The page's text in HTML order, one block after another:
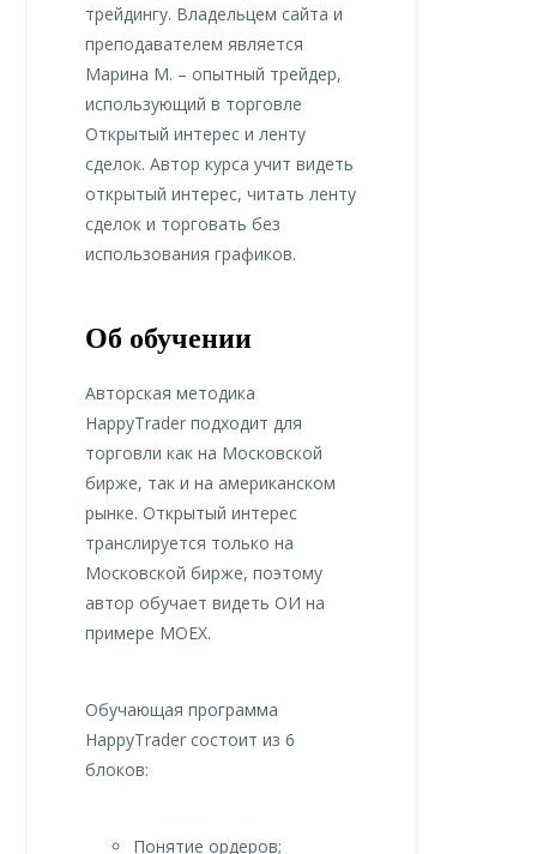
трейдингу. Владельцем сайта и
преподавателем является
Марина М. – опытный трейдер,
использующий в торговле
Открытый интерес и ленту
сделок. Автор курса учит видеть
открытый интерес, читать ленту
сделок и торговать без
использования графиков.
Об обучении
Авторская методика
HappyTrader подходит для
торговли как на Московской
бирже, так и на американском
рынке. Открытый интерес
транслируется только на
Московской бирже, поэтому
автор обучает видеть ОИ на
примере MOEX.
Обучающая программа
HappyTrader состоит из 6
блоков:
Понятие ордеров;